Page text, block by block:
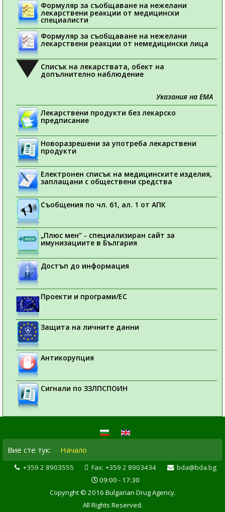
Формуляр за съобщаване на нежелани
лекарствени реакции от медицински
специалисти
Формуляр за съобщаване на нежелани
лекарствени реакции от немедицински лица
Списък на лекарствата, обект на
допълнително наблюдение
Указания на ЕМА
Лекарствени продукти без лекарско
предписание
Новоразрешени за употреба лекарствени
продукти
Електронен списък на медицинските изделия,
заплащани с обществени средства
Съобщения по чл. 61, ал. 1 от АПК
„Плюс мен“ - специализиран сайт за
имунизациите в България
Достъп до информация
Проекти и програми/ЕС
Защита на личните данни
Антикорупция
Сигнали по ЗЗЛПСПОИН
Вие сте тук: Начало
+359 2 8903555 Fax: +359 2 8903434
bda@bda.bg
09:00 - 17:30
Copyright © 2016 Bulgarian Drug Agency.
All Rights Reserved.